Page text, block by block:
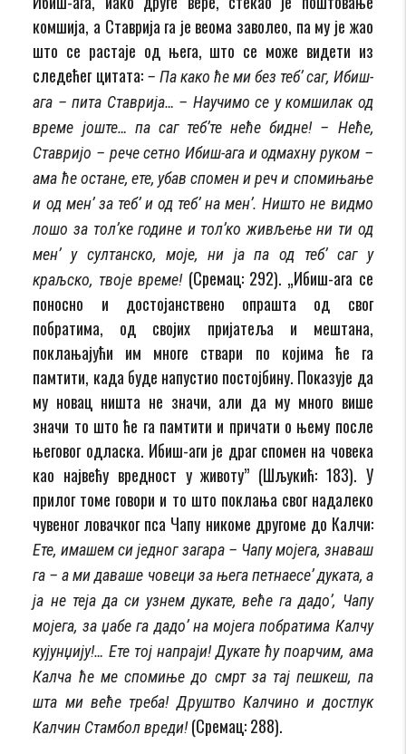
комшија, а Ста­ври­ја га је веома заволео, па му је жао
што се растаје од њега, што се може видети из
следећег ци­тата: – Па како ће ми без теб’ саг, Ибиш-
ага – пита Ставрија… – Научимо се у комшилак од
време јоште… па саг теб’те неће бидне! – Неће,
Ставријо – рече сетно Ибиш-ага и одмахну руком –
ама ће остане, ете, убав спомен и реч и спомињање
и од мен’ за теб’ и од теб’ на мен’. Ништо не видмо
лошо за тол’ке године и тол’ко живљење ни ти од
мен’ у султанско, моје, ни ја па од теб’ саг у
краљско, твоје време! (Сремац: 292). „Ибиш-ага се
поносно и достојанствено опрашта од свог
побратима, од својих пријатеља и мештана,
поклањајући им многе ствари по којима ће га
памтити, када буде напустио постојбину. Показује да
му новац ништа не значи, али да му много ви­ше
значи то што ће га памтити и причати о њему после
његовог одласка. Ибиш-аги је драг спомен на човека
као највећу вредност у животу” (Шљукић: 183). У
прилог томе говори и то што поклања свог надалеко
чувеног ловачког пса Чапу никоме другоме до Калчи:
Ете, имашем си једног загара – Чапу мојега, знаваш
га – а ми даваше човеци за њега пет­нае­се’ дуката, а
ја не теја да си узнем дукате, веће га дадо’, Чапу
мојега, за џабе га дадо’ на мо­јега побратима Калчу
кујунџију!… Ете тој напраји! Дукате ћу поарчим, ама
Калча ће ме спо­ми­ње до смрт за тај пешкеш, па
шта ми веће треба! Друштво Калчино и достлук
Калчин Стамбол вреди!(Сремац: 288).